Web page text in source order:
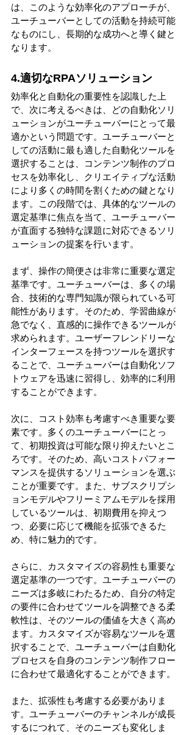
は、このような効率化のアプローチが、
ユーチューバーとしての活動を持続可能
なものにし、長期的な成功へと導く鍵と
なります。
4.適切なRPAソリューション
効率化と自動化の重要性を認識した上
で、次に考えるべきは、どの自動化ソリ
ューションがユーチューバーにとって最
適かという問題です。ユーチューバーと
しての活動に最も適した自動化ツールを
選択することは、コンテンツ制作のプロ
セスを効率化し、クリエイティブな活動
により多くの時間を割くための鍵となり
ます。この段階では、具体的なツールの
選定基準に焦点を当て、ユーチューバー
が直面する独特な課題に対応できるソリ
ューションの提案を行います。
まず、操作の簡便さは非常に重要な選定
基準です。ユーチューバーは、多くの場
合、技術的な専門知識が限られている可
能性があります。そのため、学習曲線が
急でなく、直感的に操作できるツールが
求められます。ユーザーフレンドリーな
インターフェースを持つツールを選択す
ることで、ユーチューバーは自動化ソフ
トウェアを迅速に習得し、効率的に利用
することができます。
次に、コスト効率も考慮すべき重要な要
素です。多くのユーチューバーにとっ
て、初期投資は可能な限り抑えたいとこ
ろです。そのため、高いコストパフォー
マンスを提供するソリューションを選ぶ
ことが重要です。また、サブスクリプシ
ョンモデルやフリーミアムモデルを採用
しているツールは、初期費用を抑えつ
つ、必要に応じて機能を拡張できるた
め、特に魅力的です。
さらに、カスタマイズの容易性も重要な
選定基準の一つです。ユーチューバーの
ニーズは多岐にわたるため、自分の特定
の要件に合わせてツールを調整できる柔
軟性は、そのツールの価値を大きく高め
ます。カスタマイズが容易なツールを選
択することで、ユーチューバーは自動化
プロセスを自身のコンテンツ制作フロー
に合わせて最適化することができます。
また、拡張性も考慮する必要がありま
す。ユーチューバーのチャンネルが成長
するにつれて、そのニーズも変化しま